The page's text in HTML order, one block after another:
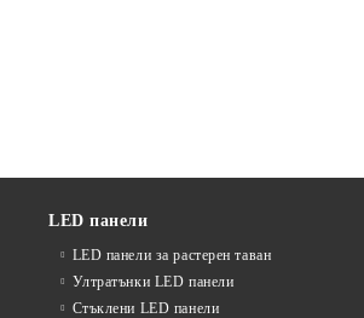
LED панели
LED панели за растерен таван
Ултратънки LED панели
Стъклени LED панели